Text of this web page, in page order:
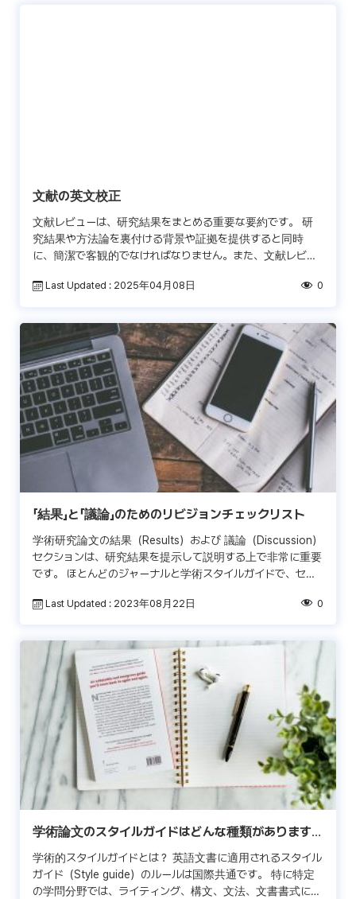
文献の英文校正
文献レビューは、研究結果をまとめる重要な要約です。 研
究結果や方法論を裏付ける背景や証拠を提供すると同時
に、簡潔で客観的でなければなりません。また、文献レビュ
雑な文章 […]
Last Updated : 2025年04月08日 0
「結果」と「議論」のためのリビジョンチェックリスト
学術研究論文の結果（Results）および 議論（Discussion）
セクションは、研究結果を提示して説明する上で非常に重要
です。 ほとんどのジャーナルと学術スタイルガイドで、セク
Last Updated : 2023年08月22日 0
学術論文のスタイルガイドはどんな種類があります
か？ (APA, MLA, & Chicago)
学術的スタイルガイドとは？ 英語文書に適用されるスタイル
ガイド（Style guide）のルールは国際共通です。 特に特定
の学問分野では、ライティング、構文、文法、文書書式に関